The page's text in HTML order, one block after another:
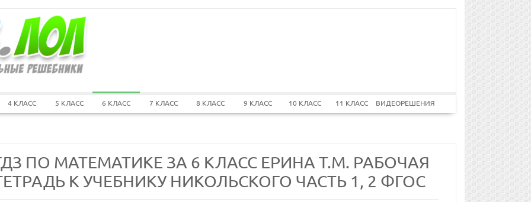
4 КЛАСС 5 КЛАСС 6 КЛАСС 7 КЛАСС 8 КЛАСС 9 КЛАСС 10 КЛАСС 11 КЛАСС ВИДЕОРЕШЕНИЯ
ПО МАТЕМАТИКЕ ЗА 6 КЛАСС ЕРИНА Т.М. РАБОЧАЯ
К УЧЕБНИКУ НИКОЛЬСКОГО ЧАСТЬ 1, 2 ФГОС